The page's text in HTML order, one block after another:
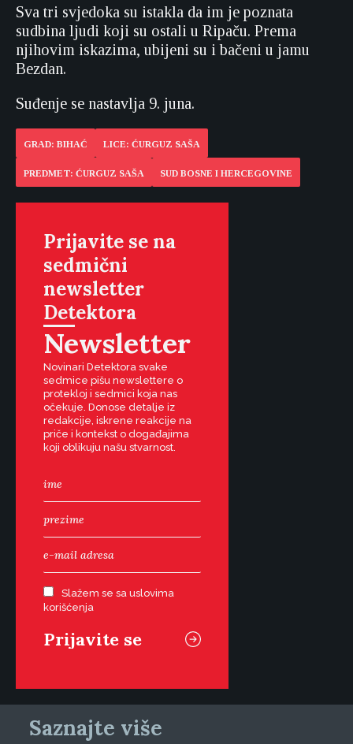
Sva tri svjedoka su istakla da im je poznata
sudbina ljudi koji su ostali u Ripaču. Prema
njihovim iskazima, ubijeni su i bačeni u jamu
Bezdan.
Suđenje se nastavlja 9. juna.
GRAD: BIHAĆ LICE: ĆURGUZ SAŠA
PREDMET: ĆURGUZ SAŠA SUD BOSNE I HERCEGOVINE
Prijavite se na
sedmični
newsletter
Detektora
Newsletter
Novinari Detektora svake
sedmice pišu newslettere o
protekloj i sedmici koja nas
očekuje. Donose detalje iz
redakcije, iskrene reakcije na
priče i kontekst o događajima
koji oblikuju našu stvarnost.
Slažem se sa uslovima
korišćenja
Saznajte više